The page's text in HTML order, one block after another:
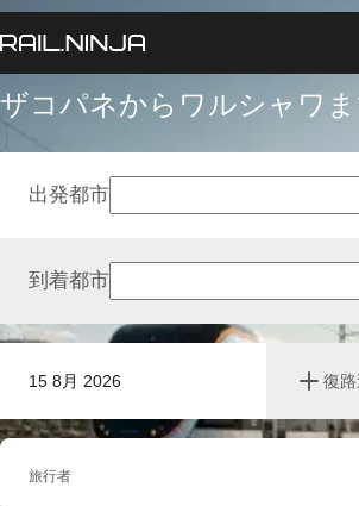
ザコパネからワルシャワ
15 8月 2026 復
出発都市
到着都市
旅行者